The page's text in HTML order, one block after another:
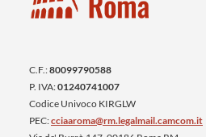
C.F.:80099790588
P. IVA:01240741007
Codice Univoco KIRGLW
PEC:cciaaroma@rm.legalmail.camcom.it